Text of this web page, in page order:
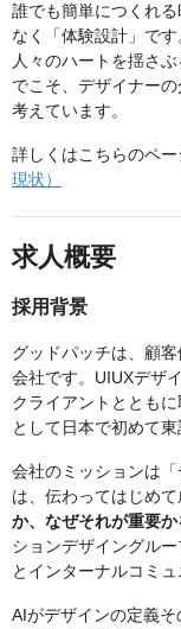
誰でも簡単につくれ
なく「体験設計」で
人々のハートを揺さ
でこそ、デザイナー
考えています。
詳しくはこちらのペー
現状）
求人概要
採用背景
グッドパッチは、顧
会社です。UIUXデザ
クライアントととも
として日本で初めて東
会社のミッションは
は、伝わってはじめて
か、なぜそれが重要
ションデザイングル
とインターナルコミ
AIがデザインの定義